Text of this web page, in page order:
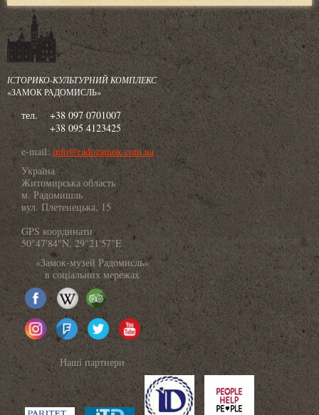
ІСТОРИКО-КУЛЬТУРНИЙ КОМПЛЕКС
«ЗАМОК РАДОМИСЛЬ»
тел.
+38 097 0701007
+38 095 4123425
e-mail: info@radozamok.com.ua
Україна
Житомирська область
м. Радомишль
вул. Плетенецька, 15
GPS координати
50°47'84"N, 29°21'57"E
«Замок-музей Радомисль»
в соціальних мережах
Наші партнери